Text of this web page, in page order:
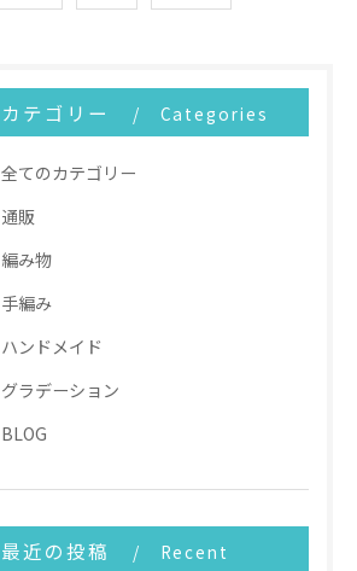
カテゴリー Categories
全てのカテゴリー
通販
編み物
手編み
ハンドメイド
グラデーション
BLOG
最近の投稿
Recent